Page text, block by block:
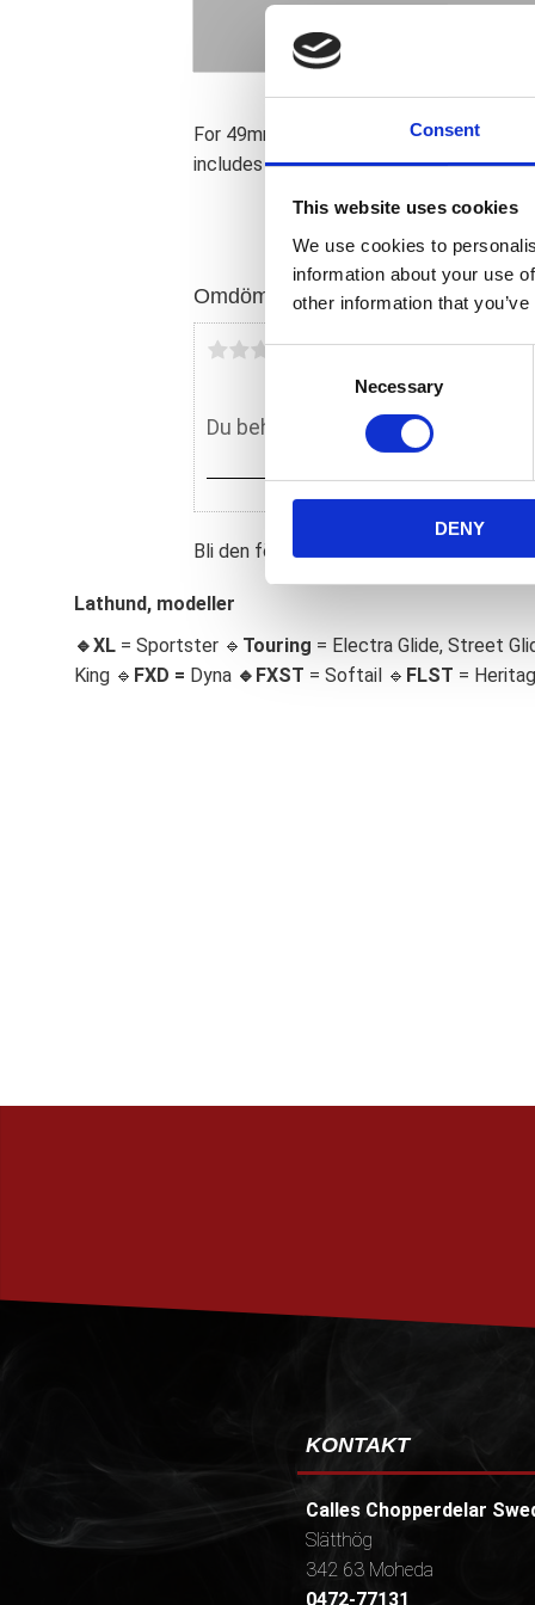
Consent
This website uses cookies
We use cookies to
information about your use
other information that
C
S
e
e
c
Necessary
DENY
For 49mm forks. Lets you lower the
includes progressively wound springs;
Omdömen
Du
Bli den första att lämna ett omdöme.
Lathund, modeller
🔹XL = Sportster 🔹 Touring = Electra Glide, Street
King 🔹 FXD = Dyna 🔹 FXST = Softail 🔹 FLST =
KONTAKT
Calles Chopperdelar
Slätthög
342 63 Moheda
0472-77131